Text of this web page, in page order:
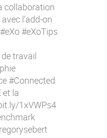
collaboration
l’add-on
#eXo #eXoTips
de travail
#Connected
et la
1xVWPs4